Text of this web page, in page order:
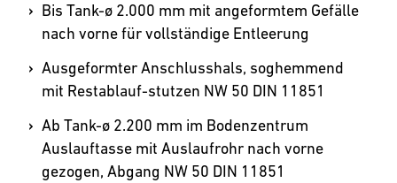
Bis Tank-ø 2.000 mm mit an­ge­formtem Gefälle
nach vorne für vollständige Entleerung
Ausgeformter Anschlusshals, soghemmend
mit Restablauf-stutzen NW 50 DIN 11851
Ab Tank-ø 2.200 mm im Bodenzentrum
Auslauftasse mit Auslaufrohr nach vorne
gezogen, Abgang NW 50 DIN 11851